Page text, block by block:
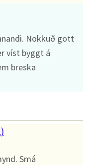
Nokkuð gott
víst byggt á
breska
Smá